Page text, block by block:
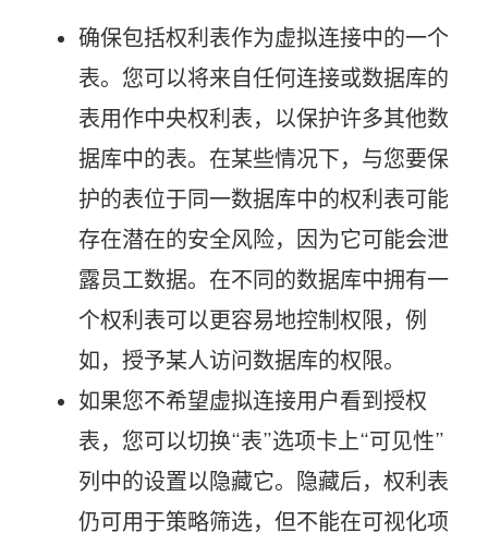
确保包括权利表作为虚拟连接中的一个
表。您可以将来自任何连接或数据库的
表用作中央权利表，以保护许多其他数
据库中的表。在某些情况下，与您要保
护的表位于同一数据库中的权利表可能
存在潜在的安全风险，因为它可能会泄
露员工数据。在不同的数据库中拥有一
个权利表可以更容易地控制权限，例
如，授予某人访问数据库的权限。
如果您不希望虚拟连接用户看到授权
表，您可以切换“表”选项卡上“可见性”
列中的设置以隐藏它。隐藏后，权利表
仍可用于策略筛选，但不能在可视化项